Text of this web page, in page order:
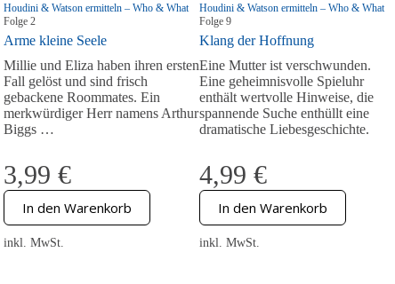
Houdini & Watson ermitteln – Who & What
Folge 2
Arme kleine Seele
Millie und Eliza haben ihren ersten
Fall gelöst und sind frisch
gebackene Roommates. Ein
merkwürdiger Herr namens Arthur
Biggs …
3,99 €
In den Warenkorb
inkl. MwSt.
Houdini & Watson ermitteln – Who & What
Folge 9
Klang der Hoffnung
Eine Mutter ist verschwunden.
Eine geheimnisvolle Spieluhr
enthält wertvolle Hinweise, die
spannende Suche enthüllt eine
dramatische Liebesgeschichte.
4,99 €
In den Warenkorb
inkl. MwSt.